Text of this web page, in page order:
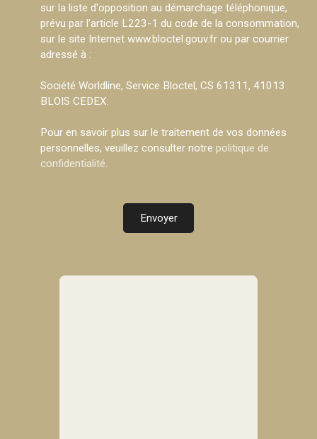
sur la liste d'opposition au démarchage téléphonique,
prévu par l'article L223-1 du code de la consommation,
sur le site Internet www.bloctel.gouv.fr ou par courrier
adressé à :
Société Worldline, Service Bloctel, CS 61311, 41013
BLOIS CEDEX.
Pour en savoir plus sur le traitement de vos données
personnelles, veuillez consulter notre politique de
confidentialité.
Envoyer